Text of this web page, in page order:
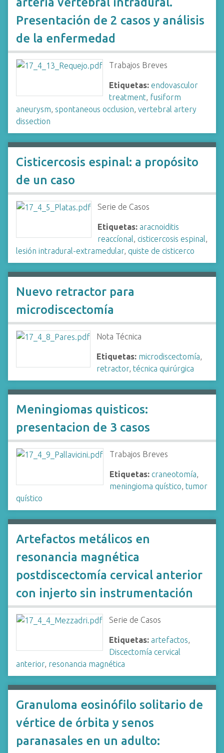
Presentación de 2 casos y análisis
de la enfermedad
Trabajos Breves
Etiquetas: endovasculor
treatment, fusiform
aneurysm, spontaneous occlusion, vertebral artery
dissection
Cisticercosis espinal: a propósito
de un caso
Serie de Casos
Etiquetas: aracnoiditis
reaccíonal, cisticercosis espinal,
lesión intradural-extramedular, quiste de cisticerco
Nuevo retractor para
microdiscectomía
Nota Técnica
Etiquetas: microdiscectomía,
retractor, técnica quirúrgica
Meningiomas quisticos:
presentacion de 3 casos
Trabajos Breves
Etiquetas: craneotomía,
meningioma quístico, tumor
quístico
Artefactos metálicos en
resonancia magnética
postdiscectomía cervical anterior
con injerto sin instrumentación
Serie de Casos
Etiquetas: artefactos,
Discectomía cervical
anterior, resonancia magnética
Granuloma eosinófilo solitario de
vértice de órbita y senos
paranasales en un adulto: